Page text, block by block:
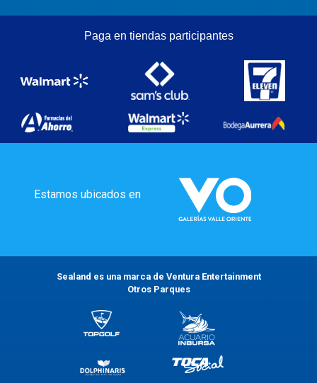
Paga en tiendas participantes
Estamos ubicados en
Sealand es una marca de Ventura Entertainment
Otros Parques